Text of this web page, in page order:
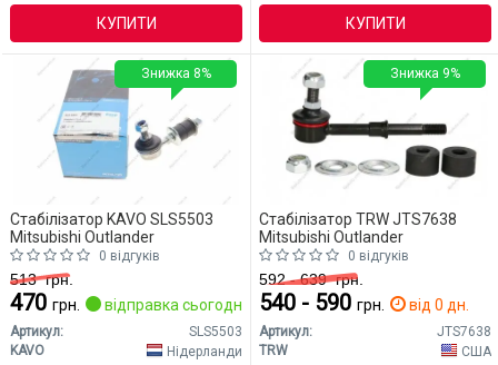
КУПИТИ КУПИТИ
Стабілізатор KAVO SLS5503
Mitsubishi Outlander
0 відгуків
513грн.
470 грн. відправка сьогодні
Артикул:
SLS5503
KAVO
Нідерланди
Знижка 8%
Стабілізатор TRW JTS7638
Mitsubishi Outlander
0 відгуків
592 - 639грн.
540 - 590 грн. від 0 дн.
Артикул:
JTS7638
TRW
США
Знижка 9%